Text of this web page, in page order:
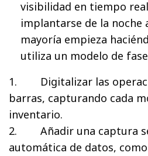
visibilidad en tiempo
implantarse de la noche
mayoría empieza
utiliza un modelo de
1. Digitalizar las
barras, capturando cada
inventario.
2. Añadir una captura
automática de datos,